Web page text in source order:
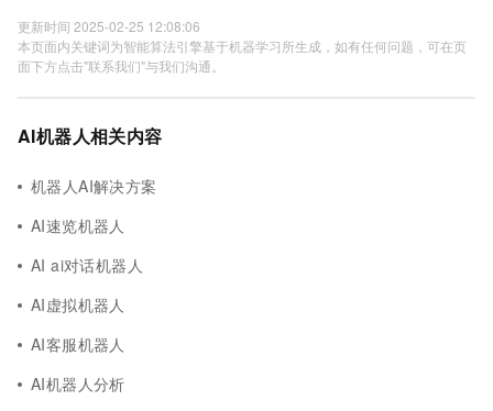
更新时间 2025-02-25 12:08:06
本页面内关键词为智能算法引擎基于机器学习所生成，如有任何问题，可在页
面下方点击"联系我们"与我们沟通。
AI机器人相关内容
机器人AI解决方案
AI速览机器人
AI ai对话机器人
AI虚拟机器人
AI客服机器人
AI机器人分析